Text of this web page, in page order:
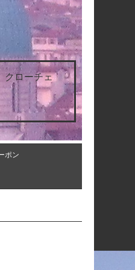
クローチェ
ポン